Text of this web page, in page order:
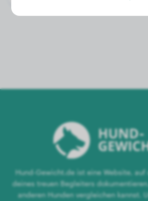
Hund-Gewicht.de ist eine Website,
deines treuen Begleiters
anderen Hunden vergleichen kannst.